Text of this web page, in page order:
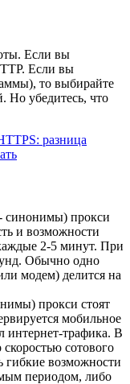
Если вы
Если вы
то выбирайте
Но убедитесь, что
разница
синонимы) прокси
и возможности
2-5 минут. При
Обычно одно
модем) делится на
прокси стоят
мобильное
интернет-трафика. В
сотового
гибкие возможности
периодом, либо